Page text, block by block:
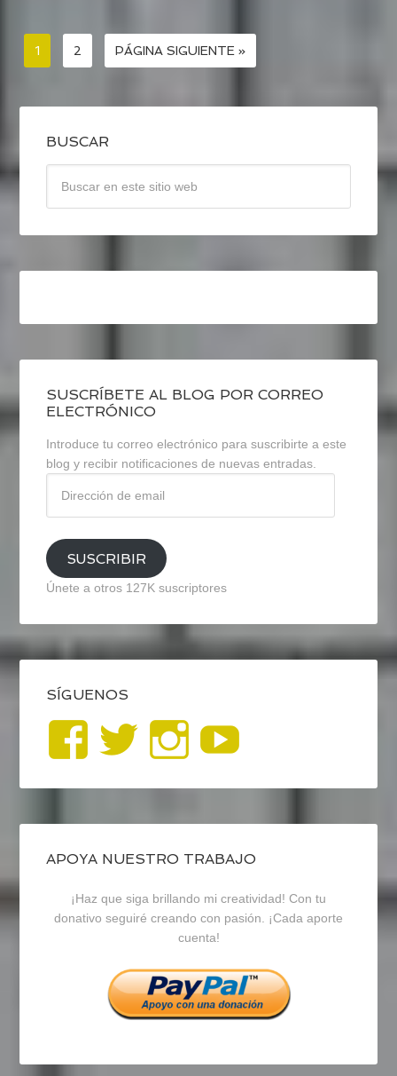
1 2 PÁGINA SIGUIENTE »
BUSCAR
SUSCRÍBETE AL BLOG POR CORREO
ELECTRÓNICO
Introduce tu correo electrónico para suscribirte a este
blog y recibir notificaciones de nuevas entradas.
email
SUSCRIBIR
Únete a otros 127K suscriptores
SÍGUENOS
Ver
perfil
de
blogrecursosep
en
Facebook
Ver
perfil
de
recursosep
en
Twitter
Ver
perfil
de
recursosep
en
Instagram
APOYA NUESTRO TRABAJO
¡Haz que siga brillando mi creatividad! Con tu
donativo seguiré creando con pasión. ¡Cada aporte
cuenta!